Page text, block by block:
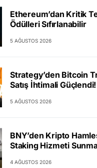
Ethereum’dan Kritik
Ödülleri Sıfırlanabilir
5 AĞUSTOS 2026
Strategy’den Bitcoin
Satış İhtimali Güçlendi!
5 AĞUSTOS 2026
BNY’den Kripto
Staking Hizmeti
4 AĞUSTOS 2026